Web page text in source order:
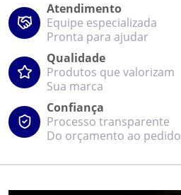
Atendimento
Equipe especializada
Pronta para ajudar
Qualidade
Produtos que valorizam
Sua marca
Confiança
Processo transparente
Do orçamento ao pedido